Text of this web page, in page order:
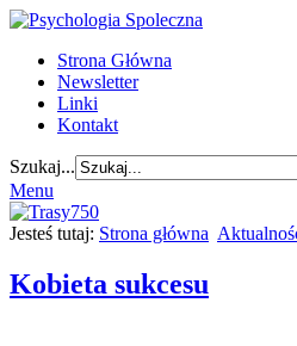
Strona Główna
Newsletter
Linki
Kontakt
Szukaj...
Menu
Jesteś tutaj: Strona główna
Kobieta sukcesu